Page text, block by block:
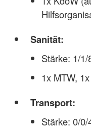
Sanität:
Stärke: 1/
1x MTW,
Transport:
Stärke: 0/0/